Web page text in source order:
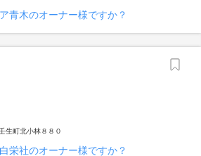
青木のオーナー様ですか？
生町北小林８８０
栄社のオーナー様ですか？